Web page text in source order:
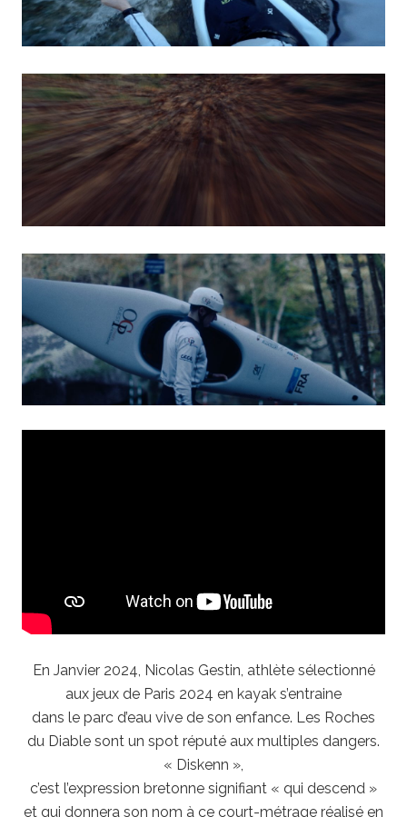
En Janvier 2024, Nicolas Gestin, athlète sélectionné
aux jeux de Paris 2024 en kayak s’entraine
dans le parc d’eau vive de son enfance. Les Roches
du Diable sont un spot réputé aux multiples dangers.
« Diskenn »,
c’est l’expression bretonne signifiant « qui descend »
et qui donnera son nom à ce court-métrage réalisé en